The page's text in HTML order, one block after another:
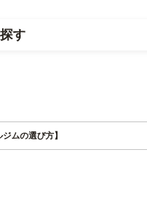
す
ムの選び方】